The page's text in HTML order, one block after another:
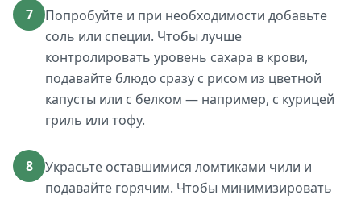
7
Попробуйте и при необходимости добавьте
соль или специи. Чтобы лучше
контролировать уровень сахара в крови,
подавайте блюдо сразу с рисом из цветной
капусты или с белком — например, с курицей
гриль или тофу.
8
Украсьте оставшимися ломтиками чили и
подавайте горячим. Чтобы минимизировать